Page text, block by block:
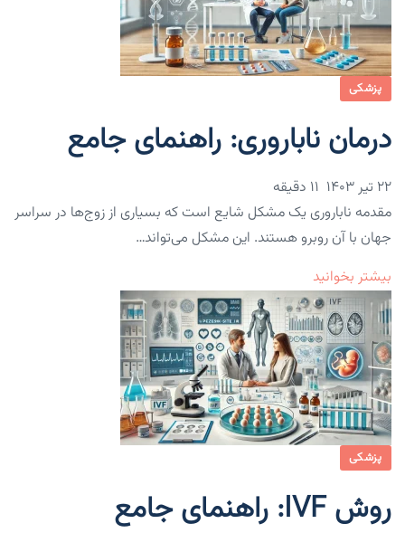
پزشکی
درمان ناباروری: راهنمای جامع
۲۲ تیر ۱۴۰۳
مقدمه ناباروری یک مشکل شایع است که بسیاری از زوج‌ها در سراسر
جهان با آن روبرو هستند. این مشکل می‌تواند…
بیشتر بخوانید
پزشکی
روش IVF: راهنمای جامع